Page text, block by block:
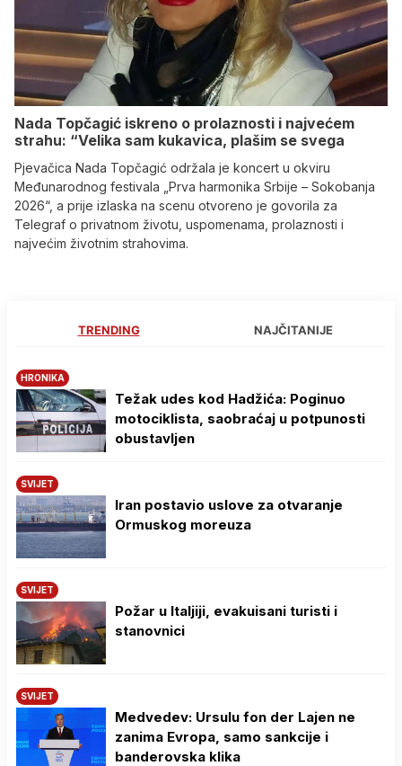
Nada Topčagić iskreno o prolaznosti i najvećem
strahu: “Velika sam kukavica, plašim se svega
​Pjevačica Nada Topčagić održala je koncert u okviru
Međunarodnog festivala „Prva harmonika Srbije – Sokobanja
2026“, a prije izlaska na scenu otvoreno je govorila za
Telegraf o privatnom životu, uspomenama, prolaznosti i
najvećim životnim strahovima.
TRENDING NAJČITANIJE
HRONIKA
Težak udes kod Hadžića: Poginuo
motociklista, saobraćaj u potpunosti
obustavljen
SVIJET
Iran postavio uslove za otvaranje
Ormuskog moreuza
SVIJET
Požar u Italjiji, evakuisani turisti i
stanovnici
SVIJET
Medvedev: Ursulu fon der Lajen ne
zanima Evropa, samo sankcije i
banderovska klika